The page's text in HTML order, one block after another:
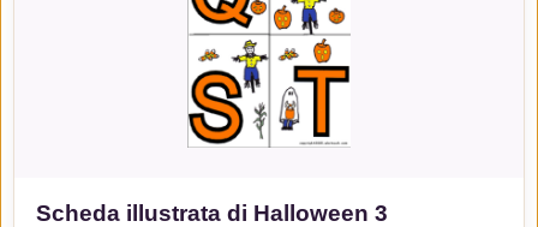
Scheda illustrata di Halloween 3